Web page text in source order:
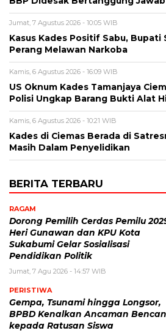
Jumat, 7 Agustus 2026 - 10:05 WIB
Kasus Kades Positif Sabu, Bupati
Perang Melawan Narkoba
Kamis, 6 Agustus 2026 - 16:09 WIB
US Oknum Kades Tamanjaya
Polisi Ungkap Barang Bukti Alat
Kamis, 6 Agustus 2026 - 10:21 WIB
Kades di Ciemas Berada di
Masih Dalam Penyelidikan
BERITA TERBARU
RAGAM
Dorong Pemilih Cerdas Pemilu
Heri Gunawan dan KPU Kota
Sukabumi Gelar Sosialisasi
Pendidikan Politik
Jumat, 7 Agu 2026 - 14:57 WIB
PERISTIWA
Gempa, Tsunami hingga Longsor,
BPBD Kenalkan Ancaman
kepada Ratusan Siswa